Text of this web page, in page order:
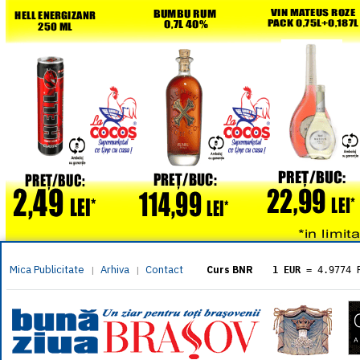
Mica Publicitate | Arhiva | Contact Curs BNR 1 EUR = 4.9774
= 5.8304
1 XAU= 464.4611
1 AED= 1.1933
1 AUD= 2.7957
1 BGN= 2.5449